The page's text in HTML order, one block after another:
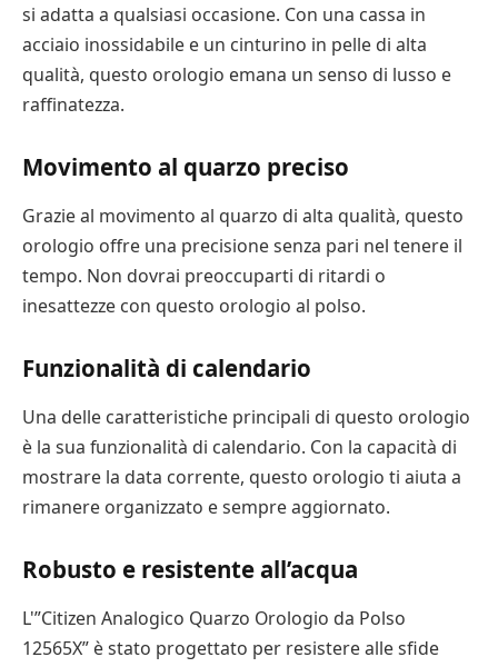
si adatta a qualsiasi occasione. Con una cassa in
acciaio inossidabile e un cinturino in pelle di alta
qualità, questo orologio emana un senso di lusso e
raffinatezza.
Movimento al quarzo preciso
Grazie al movimento al quarzo di alta qualità, questo
orologio offre una precisione senza pari nel tenere il
tempo. Non dovrai preoccuparti di ritardi o
inesattezze con questo orologio al polso.
Funzionalità di calendario
Una delle caratteristiche principali di questo orologio
è la sua funzionalità di calendario. Con la capacità di
mostrare la data corrente, questo orologio ti aiuta a
rimanere organizzato e sempre aggiornato.
Robusto e resistente all’acqua
L'”Citizen Analogico Quarzo Orologio da Polso
12565X” è stato progettato per resistere alle sfide